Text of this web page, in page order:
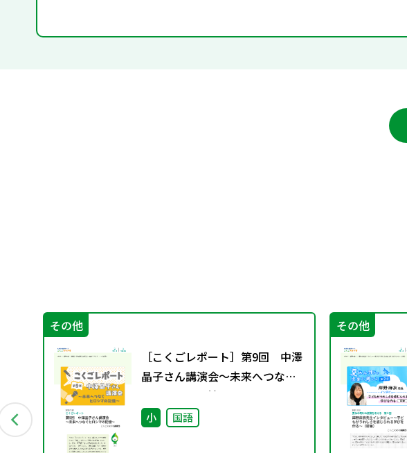
その他
［こくごレポート］第9回 中澤
晶子さん講演会～未来へつなぐ
ヒロシマの記憶～
小 国語
その他